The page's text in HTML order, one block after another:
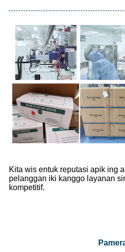
Kita wis entuk reputasi apik ing
pelanggan iki kanggo layanan
kompetitif.